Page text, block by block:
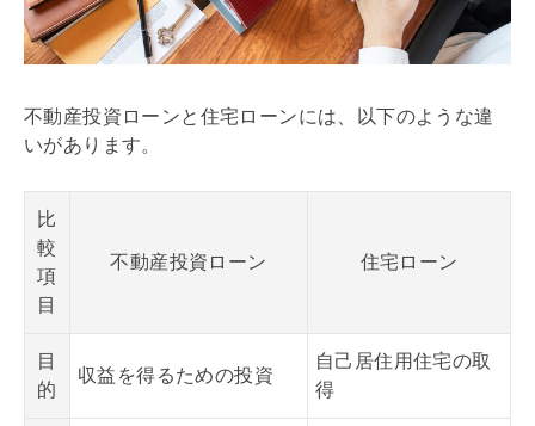
不動産投資ローンと 住宅ローンには、以下のような違
いがあります。
比
較
項
目
不動産投資ローン 住宅ローン
目
的
収益を得るための投資
自己居住用住宅の取
得